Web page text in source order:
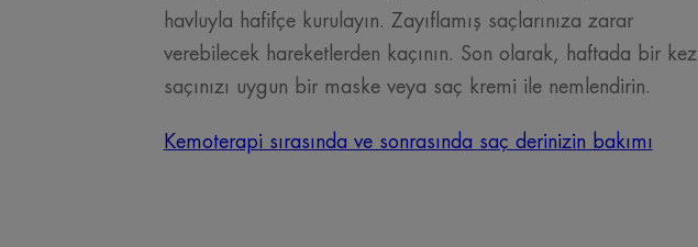
havluyla hafifçe kurulayın. Zayıflamış saçlarınıza zarar
verebilecek hareketlerden kaçının. Son olarak, haftada bir kez
saçınızı uygun bir maske veya saç kremi ile nemlendirin.
Kemoterapi sırasında ve sonrasında saç derinizin bakımı